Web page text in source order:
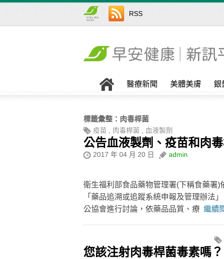
RSS
醫療新聞 美體美膚 銀
標籤彙整： 肉毒桿菌
疫苗 肉毒桿菌 血液製劑
公告血液製劑、疫苗和肉
2017 年 04 月 20 日 admin
衛生福利部食品藥物管理署(下稱食藥署
「藥品追溯或追蹤系統申報及管理辦法
公協會進行討論，依藥品品質、療 繼續
您該注射肉毒桿菌毒素嗎？